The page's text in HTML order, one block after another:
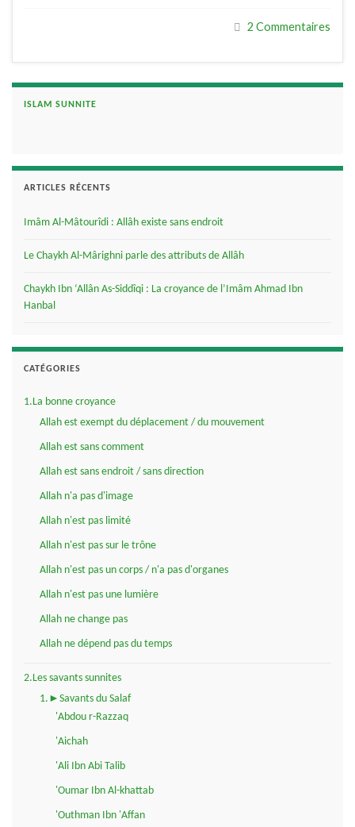
2 Commentaires
ISLAM SUNNITE
ARTICLES RÉCENTS
Imâm Al-Mâtourîdi : Allâh existe sans endroit
Le Chaykh Al-Mârighni parle des attributs de Allâh
Chaykh Ibn ‘Allân As-Siddîqi : La croyance de l’Imâm Ahmad Ibn
Hanbal
CATÉGORIES
1.La bonne croyance
Allah est exempt du déplacement / du mouvement
Allah est sans comment
Allah est sans endroit / sans direction
Allah n'a pas d'image
Allah n'est pas limité
Allah n'est pas sur le trône
Allah n'est pas un corps / n'a pas d'organes
Allah n'est pas une lumière
Allah ne change pas
Allah ne dépend pas du temps
2.Les savants sunnites
1.►Savants du Salaf
'Abdou r-Razzaq
'Aichah
'Ali Ibn Abi Talib
'Oumar Ibn Al-khattab
'Outhman Ibn 'Affan